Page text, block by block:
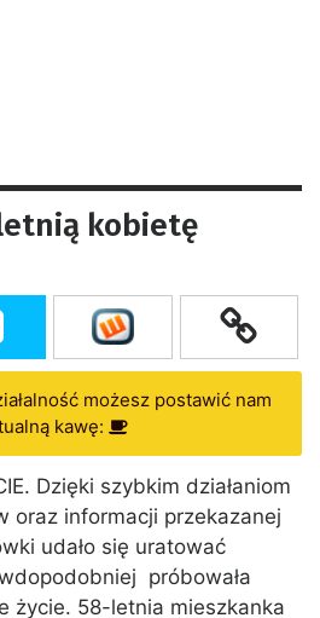
kobietę
możesz postawić nam
kawę:
Dzięki szybkim działaniom
oraz informacji przekazanej
udało się uratować
próbowała
życie. 58-letnia mieszkanka